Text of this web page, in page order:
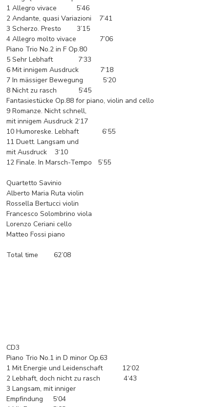
1 Allegro vivace 5’46
2 Andante, quasi Variazioni 7’41
3 Scherzo. Presto 3’15
4 Allegro molto vivace 7’06
Piano Trio No.2 in F Op.80
5 Sehr Lebhaft 7‘33
6 Mit innigem Ausdruck 7‘18
7 In mässiger Bewegung 5‘20
8 Nicht zu rasch 5‘45
Fantasiestücke Op.88 for piano, violin and cello
9 Romanze. Nicht schnell,
mit innigem Ausdruck 2‘17
10 Humoreske. Lebhaft 6‘55
11 Duett. Langsam und
mit Ausdruck 3‘10
12 Finale. In Marsch-Tempo 5’55
Quartetto Savinio
Alberto Maria Ruta violin
Rossella Bertucci violin
Francesco Solombrino viola
Lorenzo Ceriani cello
Matteo Fossi piano
Total time 62’08
CD3
Piano Trio No.1 in D minor Op.63
1 Mit Energie und Leidenschaft 12‘02
2 Lebhaft, doch nicht zu rasch 4‘43
3 Langsam, mit inniger
Empfindung 5‘04